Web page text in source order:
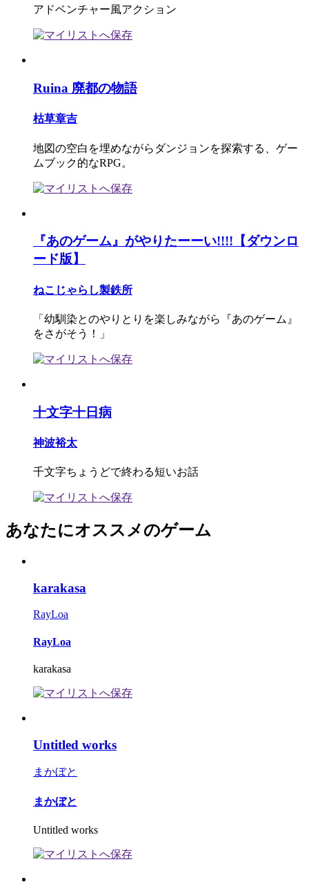
アドベンチャー風アクション
Ruina 廃都の物語
枯草章吉
地図の空白を埋めながらダンジョンを探索する、ゲー
ムブック的なRPG。
『あのゲーム』がやりたーーい!!!!【ダウンロ
ード版】
ねこじゃらし製鉄所
「幼馴染とのやりとりを楽しみながら『あのゲーム』
をさがそう！」
十文字十日病
神波裕太
千文字ちょうどで終わる短いお話
あなたにオススメのゲーム
karakasa
RayLoa
RayLoa
karakasa
Untitled works
まかぼと
まかぼと
Untitled works